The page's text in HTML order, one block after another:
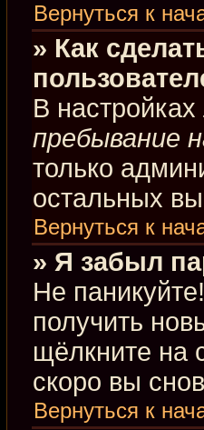
Вернуться к
» Как
В
пребывание
только
остальных
Вернуться к
» Я забыл
Не
получить
щёлкните на
скоро вы
Вернуться к